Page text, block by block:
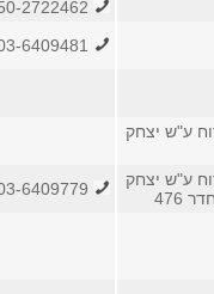
ע"ש יצחק
ע"ש יצחק
476